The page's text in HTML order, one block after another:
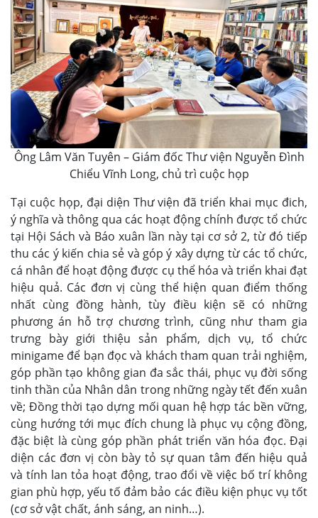
Ông Lâm Văn Tuyên – Giám đốc Thư viện Nguyễn Đình
Chiểu Vĩnh Long, chủ trì cuộc họp
Tại cuộc họp, đại diện Thư viện đã triển khai mục đich,
ý nghĩa và thông qua các hoạt động chính được tổ chức
tại Hội Sách và Báo xuân lần này tại cơ sở 2, từ đó tiếp
thu các ý kiến chia sẻ và góp ý xây dựng từ các tổ chức,
cá nhân để hoạt động được cụ thể hóa và triển khai đạt
hiệu quả. Các đơn vị cùng thể hiện quan điểm thống
nhất cùng đồng hành, tùy điều kiện sẽ có những
phương án hỗ trợ chương trình, cũng như tham gia
trưng bày giới thiệu sản phẩm, dịch vụ, tổ chức
minigame để bạn đọc và khách tham quan trải nghiệm,
góp phần tạo không gian đa sắc thái, phục vụ đời sống
tinh thần của Nhân dân trong những ngày tết đến xuân
về; Đồng thời tạo dựng mối quan hệ hợp tác bền vững,
cùng hướng tới mục đích chung là phục vụ cộng đồng,
đặc biệt là cùng góp phần phát triển văn hóa đọc. Đại
diện các đơn vị còn bày tỏ sự quan tâm đến hiệu quả
và tính lan tỏa hoạt động, trao đổi về việc bố trí không
gian phù hợp, yếu tố đảm bảo các điều kiện phục vụ tốt
(cơ sở vật chất, ánh sáng, an ninh…).